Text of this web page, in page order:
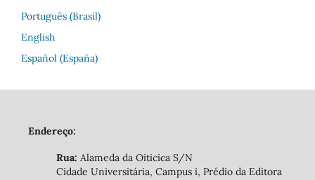
Português (Brasil)
English
Español (España)
Endereço:
Rua: Alameda da Oiticica S/N
Cidade Universitária, Campus i, Prédio da Editora